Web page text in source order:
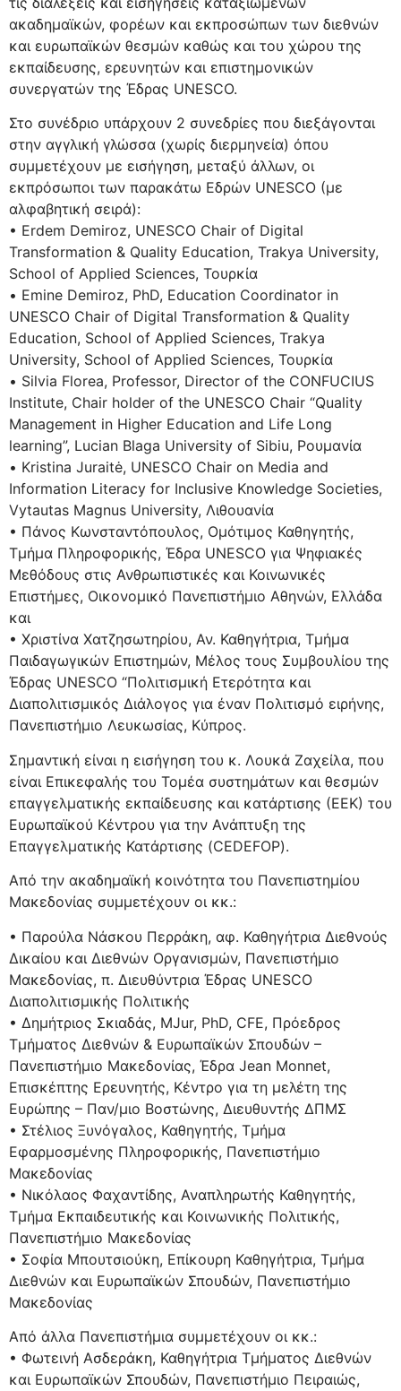
ακαδημαϊκών, φορέων και εκπροσώπων των διεθνών
και ευρωπαϊκών θεσμών καθώς και του χώρου της
εκπαίδευσης, ερευνητών και επιστημονικών
συνεργατών της Έδρας UNESCO.
Στο συνέδριο υπάρχουν 2 συνεδρίες που διεξάγονται
στην αγγλική γλώσσα (χωρίς διερμηνεία) όπου
συμμετέχουν με εισήγηση, μεταξύ άλλων, οι
εκπρόσωποι των παρακάτω Εδρών UNESCO (με
αλφαβητική σειρά):
• Erdem Demiroz, UNESCO Chair of Digital
Transformation & Quality Education, Trakya University,
School of Applied Sciences, Τουρκία
• Emine Demiroz, PhD, Education Coordinator in
UNESCO Chair of Digital Transformation & Quality
Education, School of Applied Sciences, Trakya
University, School of Applied Sciences, Τουρκία
• Silvia Florea, Professor, Director of the CONFUCIUS
Institute, Chair holder of the UNESCO Chair “Quality
Management in Higher Education and Life Long
learning”, Lucian Blaga University of Sibiu, Ρουμανία
• Kristina Juraitė, UNESCO Chair on Media and
Information Literacy for Inclusive Knowledge Societies,
Vytautas Magnus University, Λιθουανία
• Πάνος Κωνσταντόπουλος, Ομότιμος Καθηγητής,
Τμήμα Πληροφορικής, Έδρα UNESCO για Ψηφιακές
Μεθόδους στις Ανθρωπιστικές και Κοινωνικές
Επιστήμες, Οικονομικό Πανεπιστήμιο Αθηνών, Ελλάδα
και
• Χριστίνα Χατζησωτηρίου, Αν. Καθηγήτρια, Τμήμα
Παιδαγωγικών Επιστημών, Μέλος τους Συμβουλίου της
Έδρας UNESCO “Πολιτισμική Ετερότητα και
Διαπολιτισμικός Διάλογος για έναν Πολιτισμό ειρήνης,
Πανεπιστήμιο Λευκωσίας, Κύπρος.
Σημαντική είναι η εισήγηση του κ. Λουκά Ζαχείλα, που
είναι Επικεφαλής του Τομέα συστημάτων και θεσμών
επαγγελματικής εκπαίδευσης και κατάρτισης (ΕΕΚ) του
Ευρωπαϊκού Κέντρου για την Ανάπτυξη της
Επαγγελματικής Κατάρτισης (CEDEFOP).
Από την ακαδημαϊκή κοινότητα του Πανεπιστημίου
Μακεδονίας συμμετέχουν οι κκ.:
• Παρούλα Νάσκου Περράκη, αφ. Καθηγήτρια Διεθνούς
Δικαίου και Διεθνών Οργανισμών, Πανεπιστήμιο
Μακεδονίας, π. Διευθύντρια Έδρας UNESCO
Διαπολιτισμικής Πολιτικής
• Δημήτριος Σκιαδάς, MJur, PhD, CFE, Πρόεδρος
Τμήματος Διεθνών & Ευρωπαϊκών Σπουδών –
Πανεπιστήμιο Μακεδονίας, Έδρα Jean Monnet,
Επισκέπτης Ερευνητής, Κέντρο για τη μελέτη της
Ευρώπης – Παν/μιο Βοστώνης, Διευθυντής ΔΠΜΣ
• Στέλιος Ξυνόγαλος, Καθηγητής, Τμήμα
Εφαρμοσμένης Πληροφορικής, Πανεπιστήμιο
Μακεδονίας
• Νικόλαος Φαχαντίδης, Αναπληρωτής Καθηγητής,
Τμήμα Εκπαιδευτικής και Κοινωνικής Πολιτικής,
Πανεπιστήμιο Μακεδονίας
• Σοφία Μπουτσιούκη, Επίκουρη Καθηγήτρια, Τμήμα
Διεθνών και Ευρωπαϊκών Σπουδών, Πανεπιστήμιο
Μακεδονίας
Από άλλα Πανεπιστήμια συμμετέχουν οι κκ.:
• Φωτεινή Ασδεράκη, Καθηγήτρια Τμήματος Διεθνών
και Ευρωπαϊκών Σπουδών, Πανεπιστήμιο Πειραιώς,